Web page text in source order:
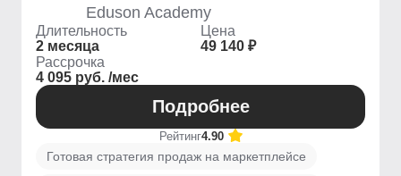
Eduson Academy
Длительность
2 месяца
Цена
49 140 ₽
Рассрочка
4 095 руб. /мес
Подробнее
Рейтинг4.90
Готовая стратегия продаж на маркетплейсе